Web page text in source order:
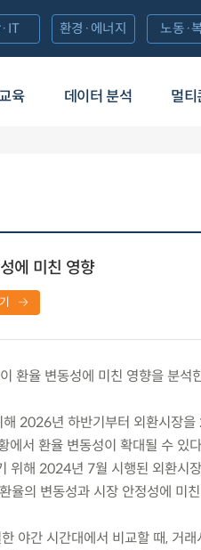
육 데이터 분석 멀티
환경·에너지 노동·
에 미친 영향
환율 변동성에 미친 영향을 분석
2026년 하반기부터 외환시장
에서 환율 변동성이 확대될 수 있
위해 2024년 7월 시행된 외환시
의 변동성과 시장 안정성에 미
야간 시간대에서 비교할 때, 거